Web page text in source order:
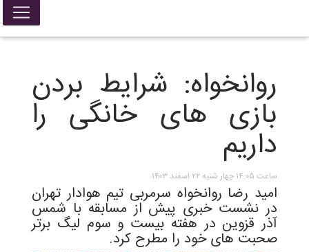
روانخواه: شرایط بردن
بازی های خانگی را
داریم
ساعت ۱۴:۰۵ چهار شنبه ۲۲ اسفند ۱۴۰۳
امید رضا روانخواه سرمربی تیم هوادار تهران
در نشست خبری پیش از مسابقه با شمس
آذر قزوین در هفته بیست و سوم لیگ برتر
صحبت های خود را مطرح کرد.